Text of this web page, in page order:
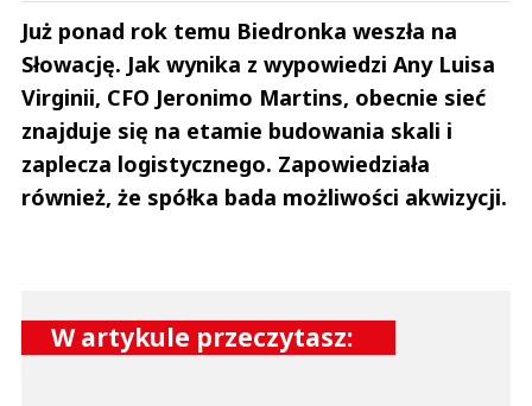
Już ponad rok temu Biedronka weszła na
Słowację. Jak wynika z wypowiedzi Any Luisa
Virginii, CFO Jeronimo Martins, obecnie sieć
znajduje się na etamie budowania skali i
zaplecza logistycznego. Zapowiedziała
również, że spółka bada możliwości akwizycji.
W artykule przeczytasz: